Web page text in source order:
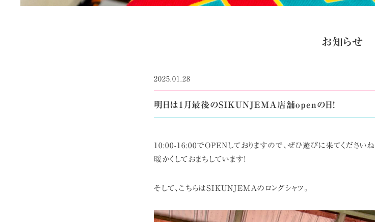
お知らせ
2025.01.28
明日は1月最後のSIKUNJEMA店舗openの日!
10:00-16:00でOPENしておりますので、ぜひ遊びに来てくださいね
暖かくしておまちしています!
そして、こちらはSIKUNJEMAのロングシャツ。